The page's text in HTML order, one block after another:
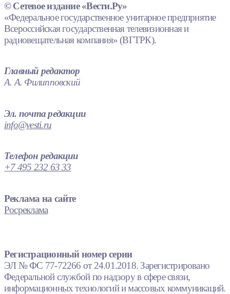
© Сетевое издание «Вести.Ру»
«Федеральное государственное унитарное предприятие
Всероссийская государственная телевизионная и
радиовещательная компания» (ВГТРК).
Главный редактор
А. А. Филипповский
Эл. почта редакции
info@vesti.ru
Телефон редакции
+7 495 232 63 33
Реклама на сайте
Росреклама
Регистрационный номер серии
ЭЛ № ФС 77-72266 от 24.01.2018. Зарегистрировано
Федеральной службой по надзору в сфере связи,
информационных технологий и массовых коммуникаций.